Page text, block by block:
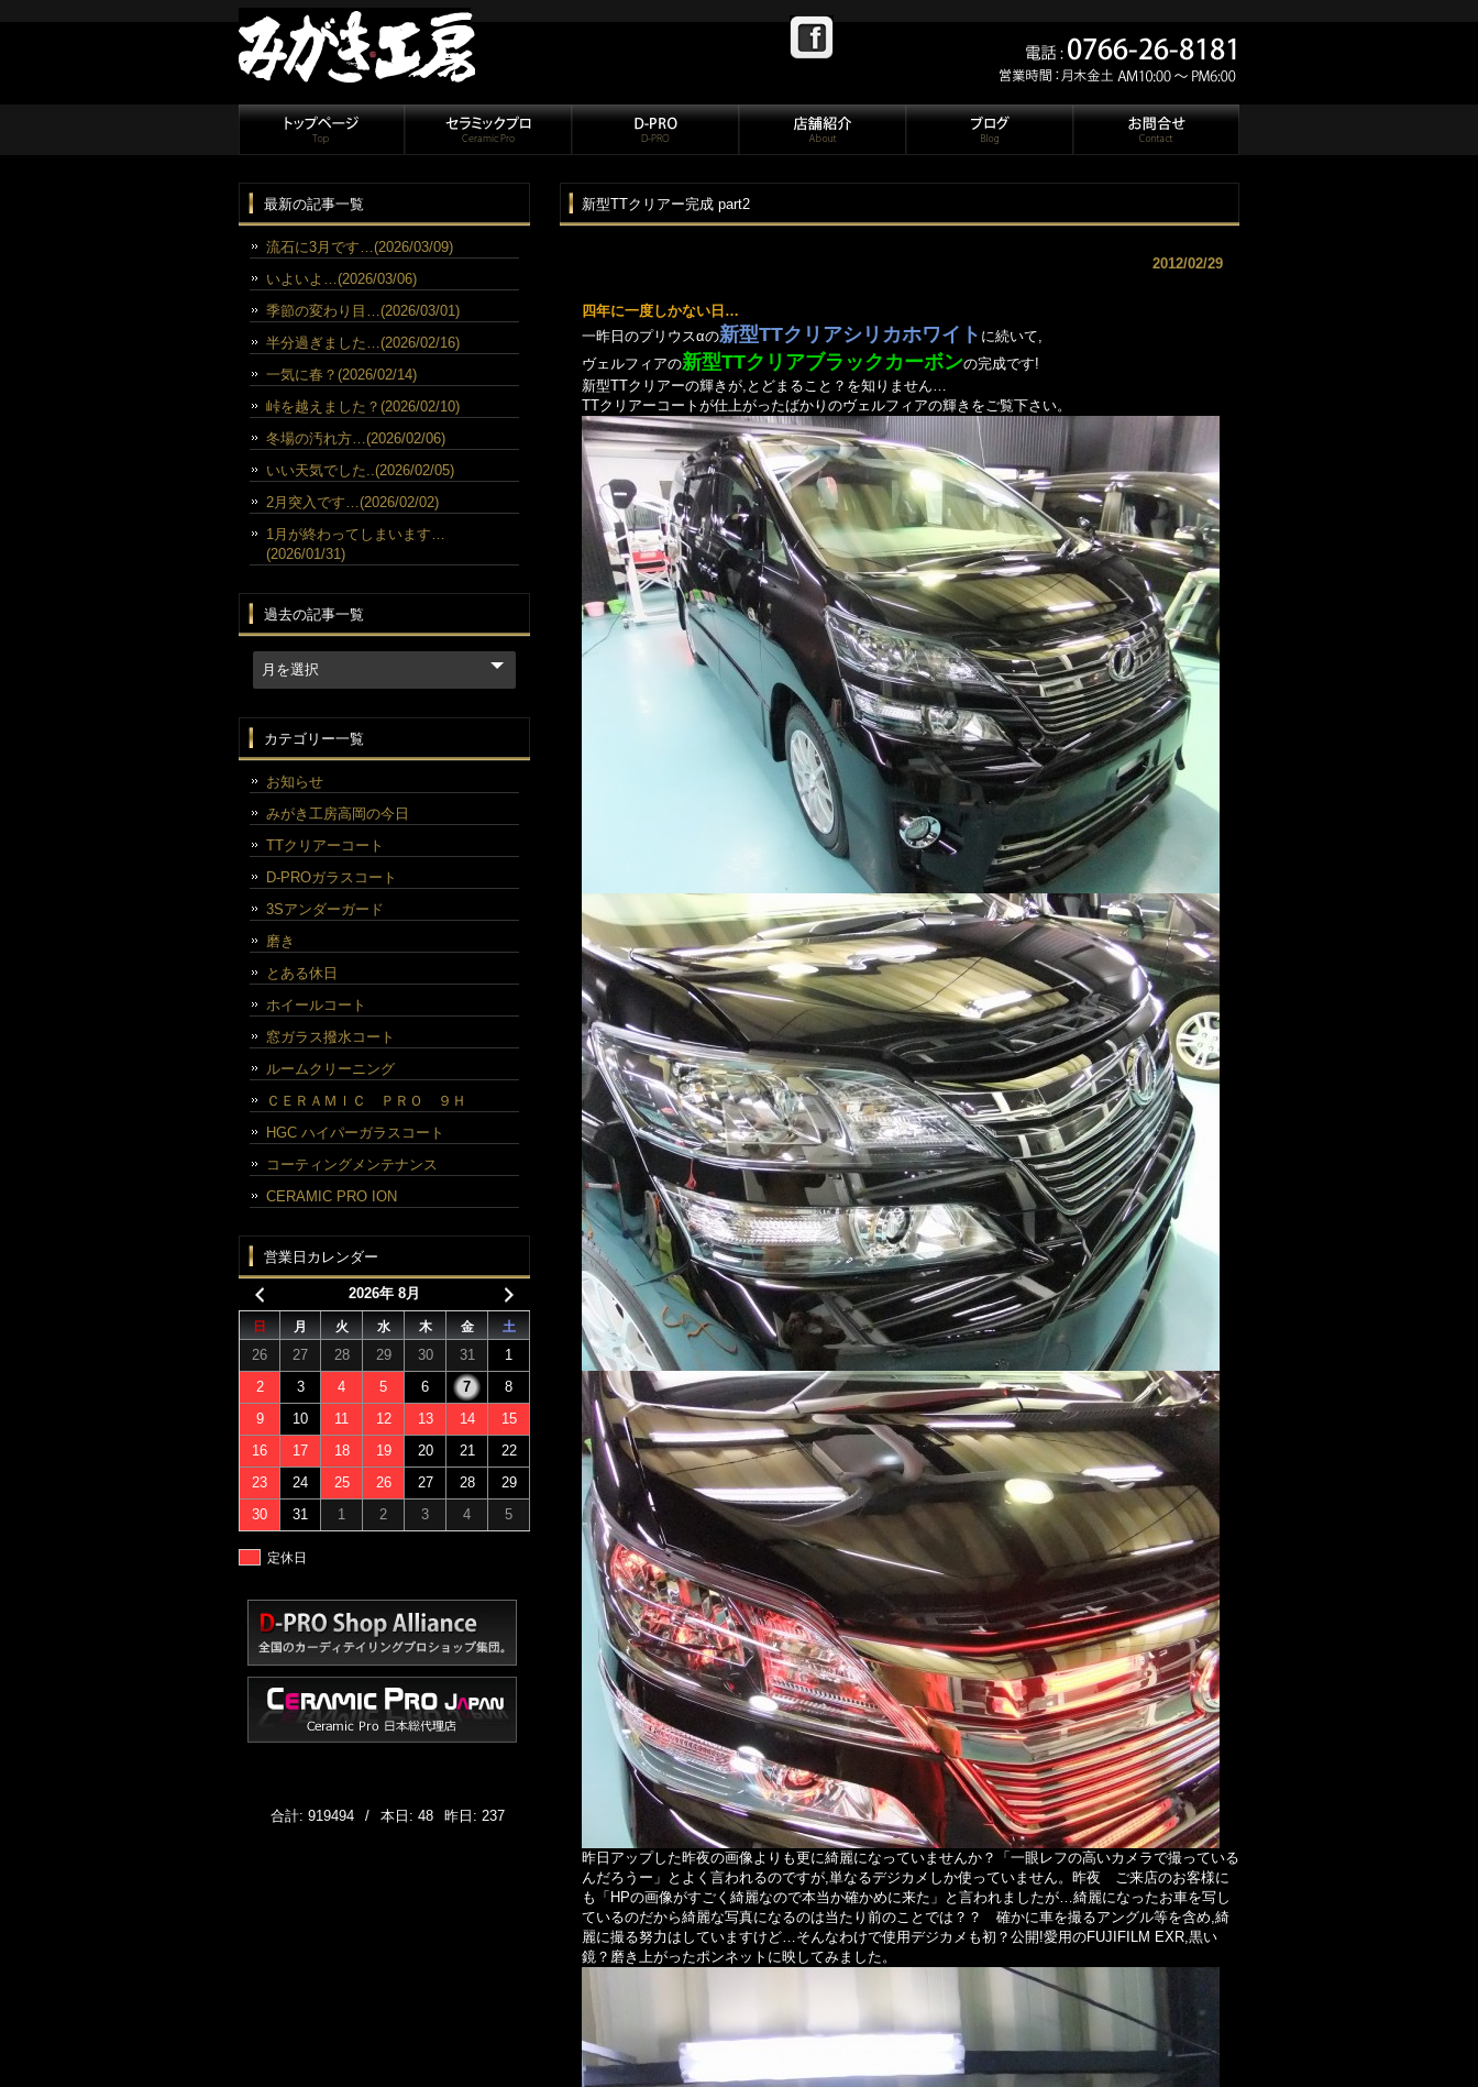
新型TTクリアー完成 part2
2012/02/29
四年に一度しかない日…
一昨日のプリウスαの新型TTクリアシリカホワイト に続いて,
ヴェルフィアの新型TTクリアブラックカーボンの完成です!
新型TTクリアーの輝きが,とどまること？を知りません…
TTクリアーコートが仕上がったばかりのヴェルフィアの輝きをご覧下さい。
昨日アップした昨夜の画像よりも更に綺麗になっていませんか？「一眼レフの高いカメラで撮っている
んだろうー」とよく言われるのですが,単なるデジカメしか使っていません。昨夜 ご来店のお客様に
も「HPの画像がすごく綺麗なので本当か確かめに来た」と言われましたが…綺麗になったお車を写し
ているのだから綺麗な写真になるのは当たり前のことでは？？ 確かに車を撮るアングル等を含め,綺
麗に撮る努力はしていますけど…そんなわけで使用デジカメも初？公開!愛用のFUJIFILM EXR,黒い
鏡？磨き上がったポンネットに映してみました。
最新の記事一覧
流石に3月です…(2026/03/09)
いよいよ…(2026/03/06)
季節の変わり目…(2026/03/01)
半分過ぎました…(2026/02/16)
一気に春？(2026/02/14)
峠を越えました？(2026/02/10)
冬場の汚れ方…(2026/02/06)
いい天気でした..(2026/02/05)
2月突入です…(2026/02/02)
1月が終わってしまいます…
(2026/01/31)
過去の記事一覧
カテゴリー一覧
お知らせ
みがき工房高岡の今日
TTクリアーコート
D-PROガラスコート
3Sアンダーガード
磨き
とある休日
ホイールコート
窓ガラス撥水コート
ルームクリーニング
ＣＥＲＡＭＩＣ ＰＲＯ ９Ｈ
HGC ハイパーガラスコート
コーティングメンテナンス
CERAMIC PRO ION
営業日カレンダー
2026年 8月
日 月 火 水 木 金 土
26 27 28 29 30 31
1
2
3 4 5 6 7
8
9
10 11 12 13 14
15
16
17 18 19 20 21
22
23
24 25 26 27 28
29
30
31 1 2 3 4 5
定休日
合計: 919494 / 本日: 48 昨日: 237